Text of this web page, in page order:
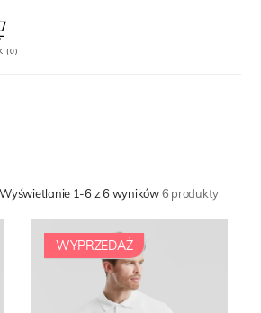
(0)
Wyświetlanie 1-6 z 6 wyników6 produkty
WYPRZEDAŻ